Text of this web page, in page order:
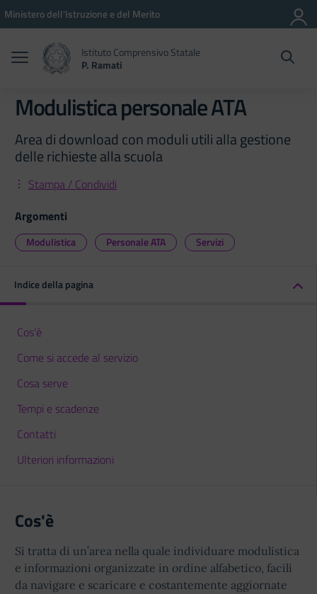
Vai ai contenuti
Vai al menu di navigazione
Vai al footer
Ministero dell'Istruzione e del Merito
Istituto Comprensivo Statale
P. Ramati
Modulistica personale ATA
Area di download con moduli utili alla gestione
delle richieste alla scuola
Stampa / Condividi
Argomenti
Modulistica Personale ATA Servizi
Indice della pagina
Cos'è
Come si accede al servizio
Cosa serve
Tempi e scadenze
Contatti
Ulteriori informazioni
Cos'è
Si tratta di un’area nella quale individuare modulistica
e informazioni organizzate in ordine alfabetico, facili
da navigare e scaricare e costantemente aggiornate